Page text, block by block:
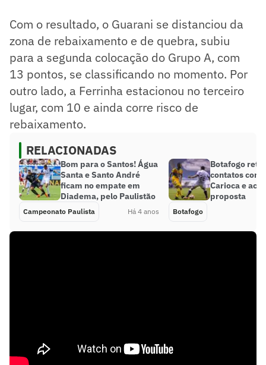
Com o resultado, o Guarani se distanciou da
zona de rebaixamento e de quebra, subiu
para a segunda colocação do Grupo A, com
13 pontos, se classificando no momento. Por
outro lado, a Ferrinha estacionou no terceiro
lugar, com 10 e ainda corre risco de
rebaixamento.
RELACIONADAS
Bom para o Santos! Água
Santa e Santo André
ficam no empate em
Diadema, pelo Paulistão
Campeonato Paulista Há 4 anos
Botafogo
contatos com
Carioca e
proposta
Botafogo